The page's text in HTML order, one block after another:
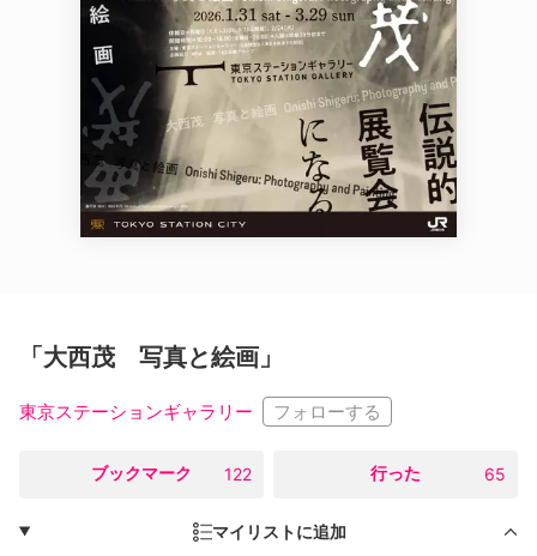
「大西茂 写真と絵画」
東京ステーションギャラリー フォローする
ブックマーク 122 行った 65
マイリストに追加